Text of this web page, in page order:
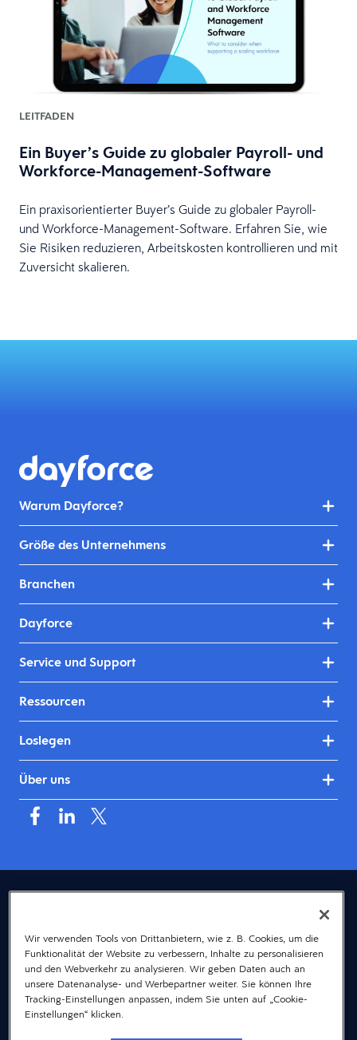
LEITFADEN
Ein Buyer’s Guide zu globaler Payroll- und
Workforce-Management-Software
Ein praxisorientierter Buyer’s Guide zu globaler Payroll-
und Workforce-Management-Software. Erfahren Sie, wie
Sie Risiken reduzieren, Arbeitskosten kontrollieren und mit
Zuversicht skalieren.
Warum Dayforce?
Größe des Unternehmens
Branchen
Dayforce
Service und Support
Ressourcen
Loslegen
Über uns
© 2026 Dayforce
Datenschutz
Bedingungen
Accessibility
Cookie-Hinweis
Wir verwenden Tools von Drittanbietern, wie z. B. Cookies, um die
Funktionalität der Website zu verbessern, Inhalte zu personalisieren
und den Webverkehr zu analysieren. Wir geben Daten auch an
unsere Datenanalyse- und Werbepartner weiter. Sie können Ihre
Tracking-Einstellungen anpassen, indem Sie unten auf „Cookie-
Einstellungen“ klicken.